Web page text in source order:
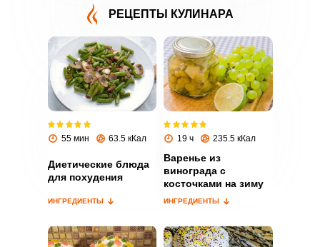
РЕЦЕПТЫ КУЛИНАРА
55 мин 63.5 кКал
Диетические блюда
для похудения
ИНГРЕДИЕНТЫ
19 ч 235.5 кКал
Варенье из
винограда с
косточками на зиму
ИНГРЕДИЕНТЫ
ВХОД НА САЙТ РЕГИСТРАЦИЯ
Войдите
или